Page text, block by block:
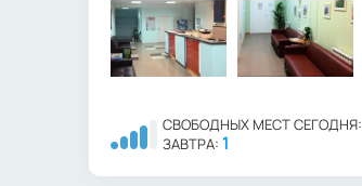
СВОБОДНЫХ МЕСТ СЕГОДНЯ:
ЗАВТРА: 1